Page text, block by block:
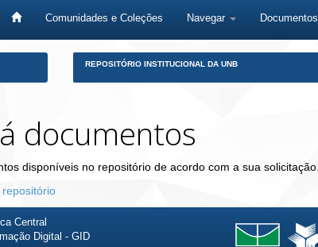
Comunidades e Coleções Navegar Documentos
REPOSITÓRIO INSTITUCIONAL DA UNB
documentos
disponíveis no repositório de acordo com a sua solicitação.
repositório
Central
Digital - GID